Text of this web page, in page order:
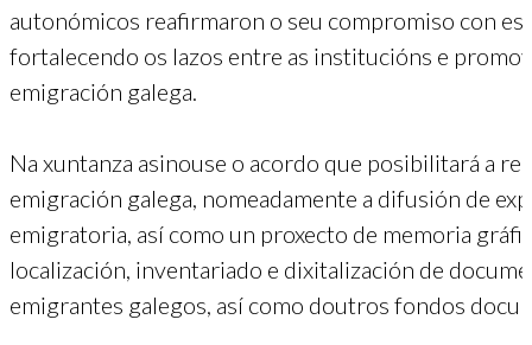
autonómicos reafirmaron o seu compromiso con
fortalecendo os lazos entre as institucións e
emigración galega.
Na xuntanza asinouse o acordo que posibilitará a
emigración galega, nomeadamente a difusión de
emigratoria, así como un proxecto de memoria
localización, inventariado e dixitalización de
emigrantes galegos, así como doutros fondos